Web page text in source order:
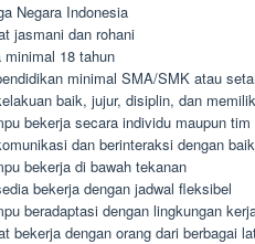
Negara Indonesia
jasmani dan rohani
minimal 18 tahun
minimal SMA/SMK atau
baik, jujur, disiplin, dan
bekerja secara individu maupun tim
dan berinteraksi dengan baik
bekerja di bawah tekanan
bekerja dengan jadwal fleksibel
beradaptasi dengan lingkungan
bekerja dengan orang dari berbagai